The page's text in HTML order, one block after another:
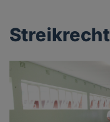
Streikrecht